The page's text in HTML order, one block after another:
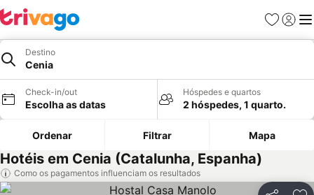
Favoritos
Iniciar
Destino
Cenia
Check-in/out
Escolha as datas
Hóspedes e quartos
2 hóspedes, 1 quarto.
Ordenar Filtrar Mapa
Hotéis em Cenia (Catalunha, Espanha)
Como os pagamentos influenciam os resultados